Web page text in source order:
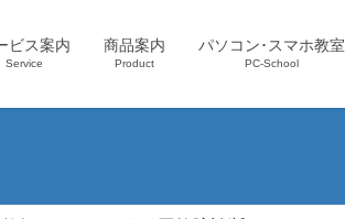
ビス案内
Service
商品案内
Product
パソコン･スマホ教室
PC-School